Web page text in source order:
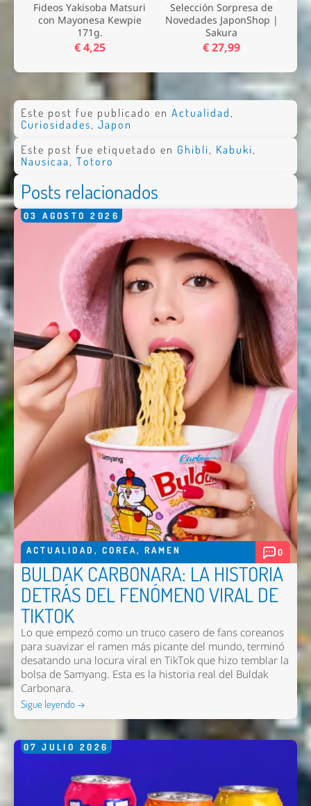
Fideos Yakisoba Matsuri
con Mayonesa Kewpie
171g.
€ 4,25
Selección Sorpresa de
Novedades JaponShop |
Sakura
€ 27,99
Este post fue publicado en Actualidad,
Curiosidades, Japon
Este post fue etiquetado en Ghibli, Kabuki,
Nausicaa, Totoro
Posts relacionados
03 AGOSTO 2026
ACTUALIDAD , COREA, RAMEN 0
BULDAK CARBONARA: LA HISTORIA
DETRÁS DEL FENÓMENO VIRAL DE
TIKTOK
Lo que empezó como un truco casero de fans coreanos
para suavizar el ramen más picante del mundo, terminó
desatando una locura viral en TikTok que hizo temblar la
bolsa de Samyang. Esta es la historia real del Buldak
Carbonara.
Sigue leyendo →
07 JULIO 2026